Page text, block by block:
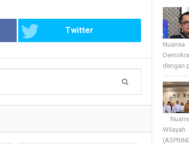
Twitter
dengan